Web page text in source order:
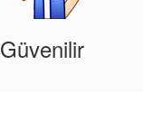
Güvenilir